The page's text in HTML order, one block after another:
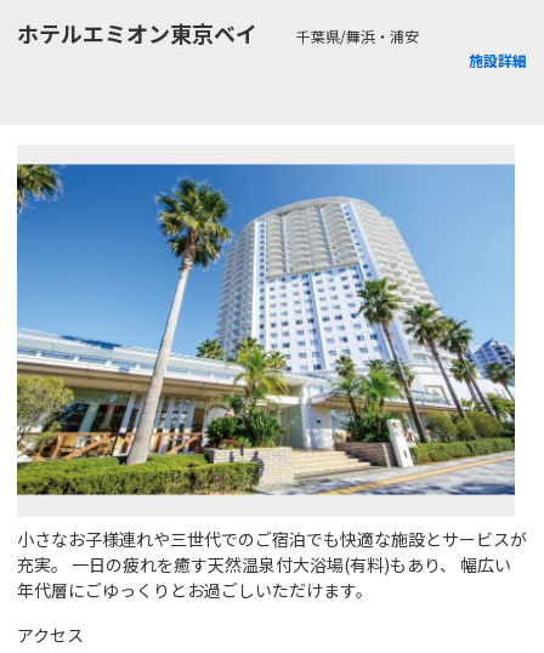
ホテルエミオン東京ベイ
千葉県/舞浜・浦安
施設詳細
小さなお子様連れや三世代でのご宿泊でも快適な施設とサービスが
充実。 一日の疲れを癒す天然温泉付大浴場(有料)もあり、 幅広い
年代層にごゆっくりとお過ごしいただけます。
アクセス